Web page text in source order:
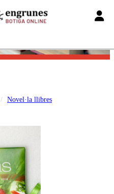
Novel·la llibres